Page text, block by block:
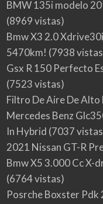
BMW 135i modelo
(8969 vistas)
Bmw X3 2.0
5470km! (7938
Gsx R 150 Perfecto
(7523 vistas)
Filtro De Aire De Alto
Mercedes Benz
In Hybrid (7037
2021 Nissan GT-R
Bmw X5 3.000 Cc X-
(6764 vistas)
Posrche Boxster Pdk